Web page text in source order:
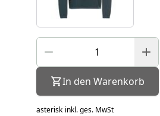
In den Warenkorb
asterisk inkl. ges. MwSt